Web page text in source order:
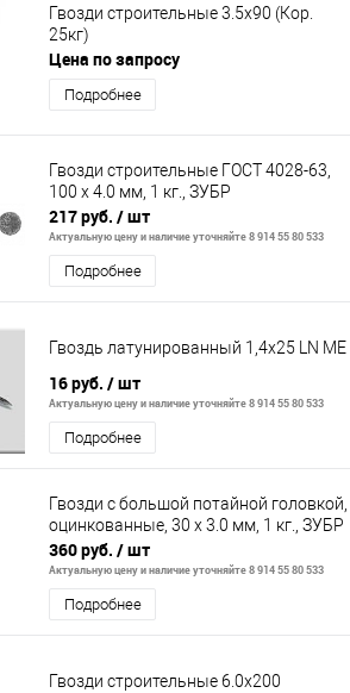
Гвозди строительные 3.5х90 (Кор.
25кг)
Цена по запросу
Подробнее
Гвозди строительные ГОСТ 4028-63,
100 х 4.0 мм, 1 кг., ЗУБР
217 руб. / шт
Актуальную цену и наличие уточняйте 8 914 55 80 533
Подробнее
Гвоздь латунированный 1,4х25 LN МЕ
16 руб. / шт
Актуальную цену и наличие уточняйте 8 914 55 80 533
Подробнее
Гвозди с большой потайной головкой,
оцинкованные, 30 х 3.0 мм, 1 кг., ЗУБР
360 руб. / шт
Актуальную цену и наличие уточняйте 8 914 55 80 533
Подробнее
Гвозди строительные 6.0х200